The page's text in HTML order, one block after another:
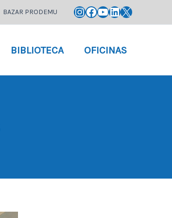
BAZAR PRODEMU Instagram
Facebook
YouTube
LinkedIn
X
BIBLIOTECA OFICINAS